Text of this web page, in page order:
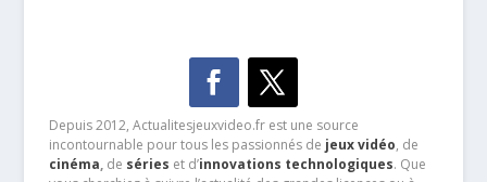
Depuis 2012, Actualitesjeuxvideo.fr est une source
incontournable pour tous les passionnés de jeux vidéo, de
cinéma,de séries et d’innovations technologiques. Que